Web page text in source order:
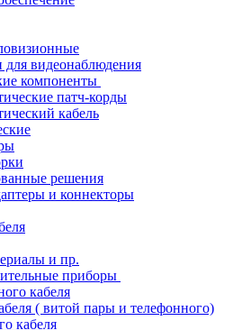
для видеонаблюдения
компоненты
патч-корды
кабель
решения
и коннекторы
и пр.
приборы
кабеля
( витой пары и телефонного)
кабеля